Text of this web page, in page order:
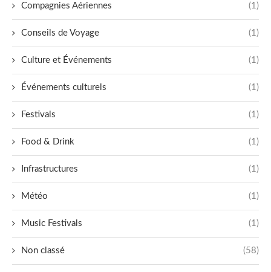
Compagnies Aériennes (1)
Conseils de Voyage (1)
Culture et Événements (1)
Événements culturels (1)
Festivals (1)
Food & Drink (1)
Infrastructures (1)
Météo (1)
Music Festivals (1)
Non classé (58)